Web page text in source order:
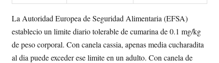
La Autoridad Europea de Seguridad Alimentaria (EFSA)
establecio un limite diario tolerable de cumarina de 0.1 mg/kg
de peso corporal. Con canela cassia, apenas media cucharadita
al dia puede exceder ese limite en un adulto. Con canela de